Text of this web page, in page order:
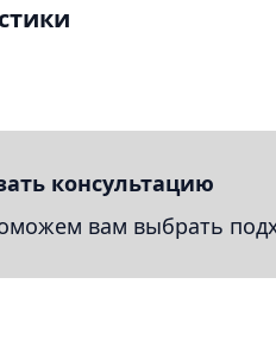
консультацию
вам выбрать